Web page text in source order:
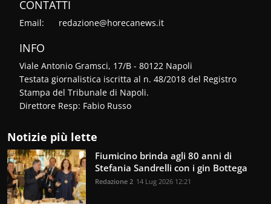
CONTATTI
Email: redazione@horecanews.it
INFO
Viale Antonio Gramsci, 17/B - 80122 Napoli
Testata giornalistica iscritta al n. 48/2018 del Registro
Stampa del Tribunale di Napoli.
Direttore Resp: Fabio Russo
Notizie più lette
Fiumicino brinda agli 80 anni di
Stefania Sandrelli con i gin Bottega
Redazione 2 14 Lug 2026 12:21